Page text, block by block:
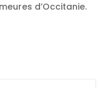
d’Occitanie.